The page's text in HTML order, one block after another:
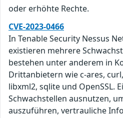
oder erhöhte Rechte.
CVE-2023-0466
In Tenable Security Nessus
existieren mehrere
bestehen unter anderem in
Drittanbietern wie c-ares,
libxml2, sqlite und OpenSSL.
Schwachstellen ausnutzen,
auszuführen, vertrauliche